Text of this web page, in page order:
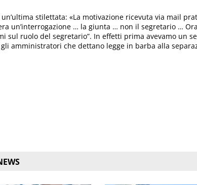
stilettata: «La motivazione ricevuta via mail
un’interrogazione … la giunta … non il segretario …
sul ruolo del segretario”. In effetti prima avevamo un
amministratori che dettano legge in barba alla